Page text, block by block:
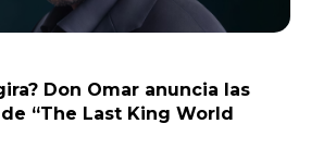
Don Omar anuncia las
“The Last King World